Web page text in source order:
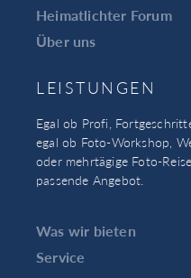
Heimatlichter Forum
Über uns
LEISTUNGEN
Egal ob Profi,
egal ob Foto-Workshop,
oder mehrtägige Foto-
passende Angebot.
Was wir bieten
Service